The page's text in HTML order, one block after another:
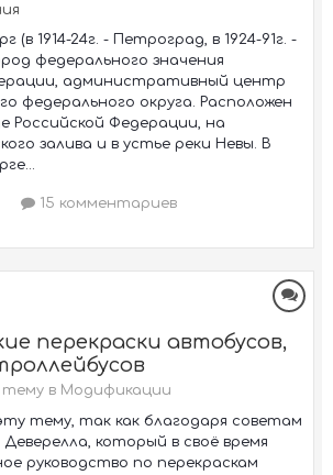
(в 1914-24г. - Петроград, в 1924-91г. -
федерального значения
административный центр
федерального округа. Расположен
Российской Федерации, на
залива и в устье реки Невы. В
15 комментариев
перекраски автобусов,
в Модификации
тему, так как благодаря советам
который в своё время
руководство по перекраскам